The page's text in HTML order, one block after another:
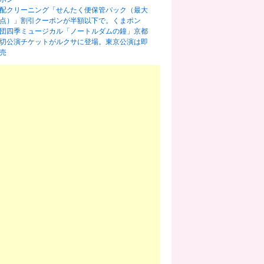
クリーニング「せんたく便保管パック（最大
）」割引クーポンが半額以下で。くまポン
四季ミュージカル「ノートルダムの鐘」京都
公演チケットがルクサに登場。東京公演は即